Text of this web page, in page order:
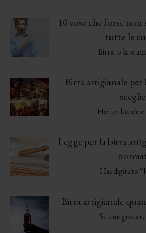
10 cose che forse non
tutte le
Birra: o la si
Birra artigianale per
Hai un locale
Legge per la birra
Hai digitato
Birra artigianale
Se ami